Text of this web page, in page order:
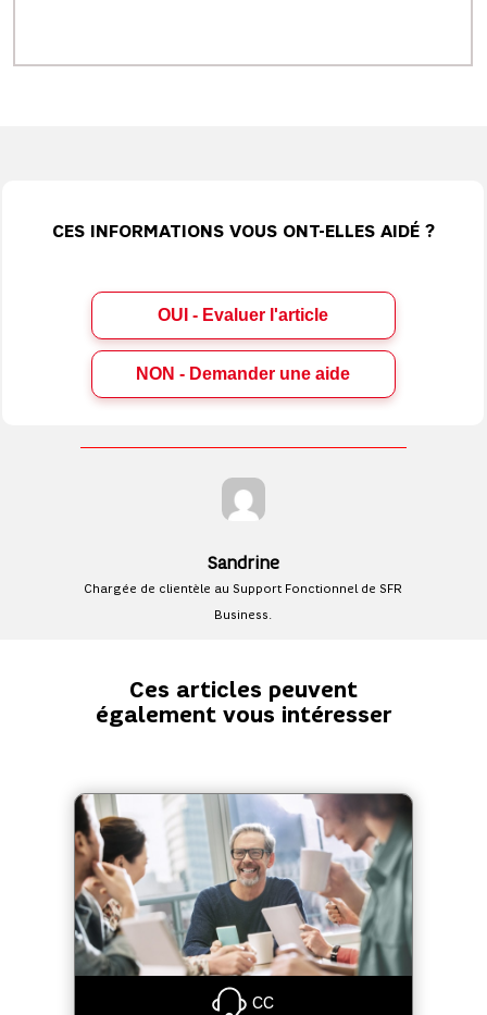
CES INFORMATIONS VOUS ONT-ELLES AIDÉ ?
OUI - Evaluer l'article
Sandrine
Chargée de clientèle au Support Fonctionnel de SFR
Business.
Ces articles peuvent
également vous intéresser
CC